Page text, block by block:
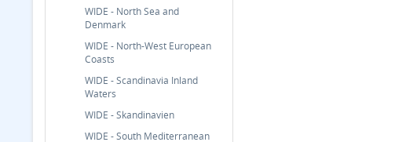
WIDE - North Sea and
Denmark
WIDE - North-West European
Coasts
WIDE - Scandinavia Inland
Waters
WIDE - Skandinavien
WIDE - South Mediterranean